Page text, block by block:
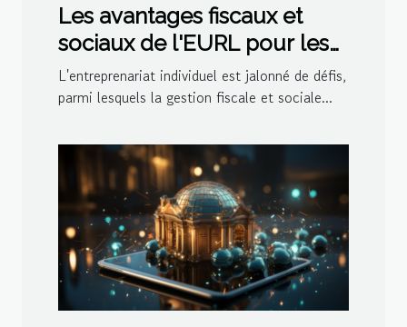
Les avantages fiscaux et
sociaux de l'EURL pour les
entrepreneurs individuels
L'entreprenariat individuel est jalonné de défis,
parmi lesquels la gestion fiscale et sociale...